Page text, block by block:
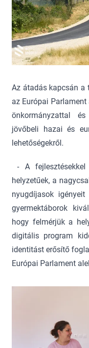
Az átadás kapcsán a
az Európai
önkormányzattal
jövőbeli hazai és
lehetőségekről.
- A
helyzetűek, a
nyugdíjasok
gyermektáborok
hogy felmérjük a
digitális program
identitást erősítő
Európai Parlament